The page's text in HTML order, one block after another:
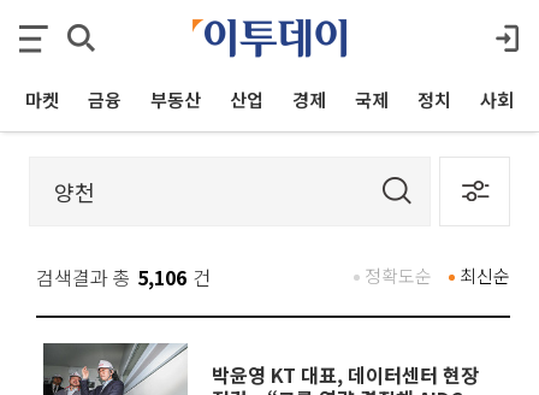
마켓 금융 부동산 산업 경제 국제 정치 사회
검색결과 총 5,106 건 최신순
정확도순
박윤영 KT 대표, 데이터센터 현장